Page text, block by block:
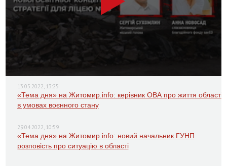
13.05.2022, 13:25
«Тема дня» на Житомир.info: керівник ОВА про життя області
в умовах воєнного стану
29.04.2022, 10:59
«Тема дня» на Житомир.info: новий начальник ГУНП
розповість про ситуацію в області